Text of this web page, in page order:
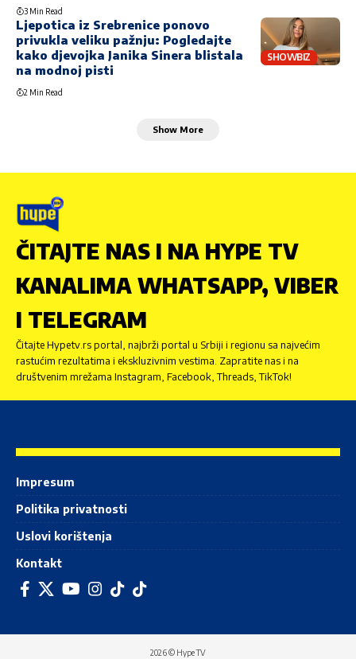
3 Min Read
SHOWBIZ
Ljepotica iz Srebrenice ponovo
privukla veliku pažnju: Pogledajte
kako djevojka Janika Sinera blistala
na modnoj pisti
2 Min Read
Show More
ČITAJTE NAS I NA HYPE TV
KANALIMA WHATSAPP, VIBER
I TELEGRAM
Čitajte Hypetv.rs portal, najbrži portal u Srbiji i regionu sa najvećim
rastućim rezultatima i ekskluzivnim vestima. Zapratite nas i na
društvenim mrežama Instagram, Facebook, Threads, TikTok!
Impresum
Politika privatnosti
Uslovi korištenja
Kontakt
2026 © Hype TV